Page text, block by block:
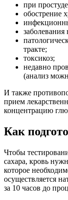
при
обострение
заболевания
тракте;
токсикоз;
недавно
(анализ
И также
прием
концентрацию
Как
Чтобы
сахара, кровь
которое
осуществляется
за 10 часов до